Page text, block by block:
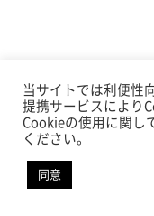
リンカーズ
当サイトでは利便性
提携サービスにより
Cookieの使用に関し
ください。
同意